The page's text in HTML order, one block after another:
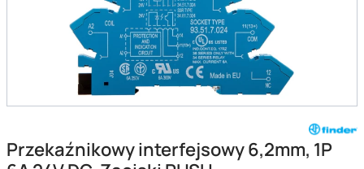
Przekaźnikowy interfejsowy 6,2mm, 1P